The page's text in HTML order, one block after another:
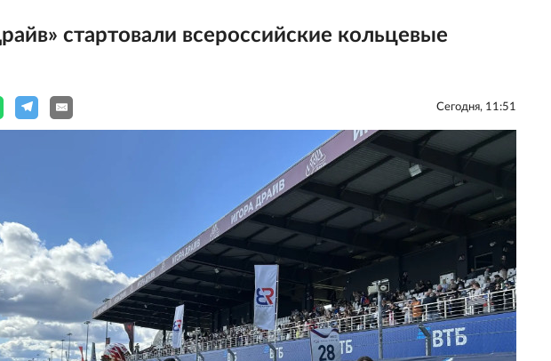
стартовали всероссийские кольцевые
Сегодня, 11:51